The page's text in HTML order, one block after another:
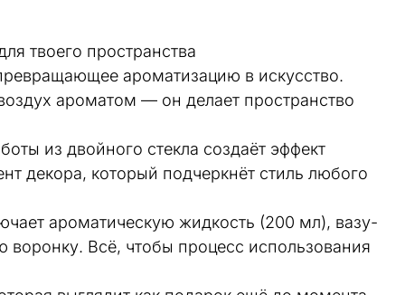
твоего пространства
ароматизацию в искусство.
ароматом — он делает пространство
из двойного стекла создаёт эффект
декора, который подчеркнёт стиль любого
ароматическую жидкость (200 мл), вазу-
воронку. Всё, чтобы процесс использования